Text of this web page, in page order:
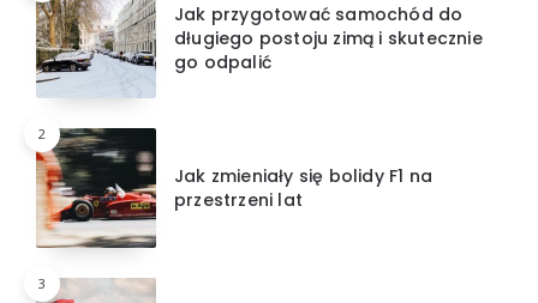
Jak przygotować samochód do
długiego postoju zimą i skutecznie
go odpalić
2
Jak zmieniały się bolidy F1 na
przestrzeni lat
3